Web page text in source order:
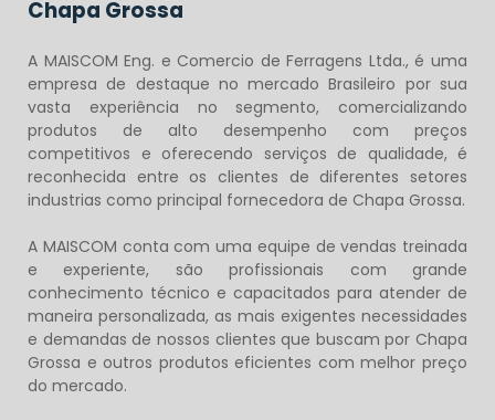
Chapa Grossa
A MAISCOM Eng. e Comercio de Ferragens Ltda., é uma
empresa de destaque no mercado Brasileiro por sua
vasta experiência no segmento, comercializando
produtos de alto desempenho com preços
competitivos e oferecendo serviços de qualidade, é
reconhecida entre os clientes de diferentes setores
industrias como principal fornecedora de Chapa Grossa.
A MAISCOM conta com uma equipe de vendas treinada
e experiente, são profissionais com grande
conhecimento técnico e capacitados para atender de
maneira personalizada, as mais exigentes necessidades
e demandas de nossos clientes que buscam por Chapa
Grossa e outros produtos eficientes com melhor preço
do mercado.